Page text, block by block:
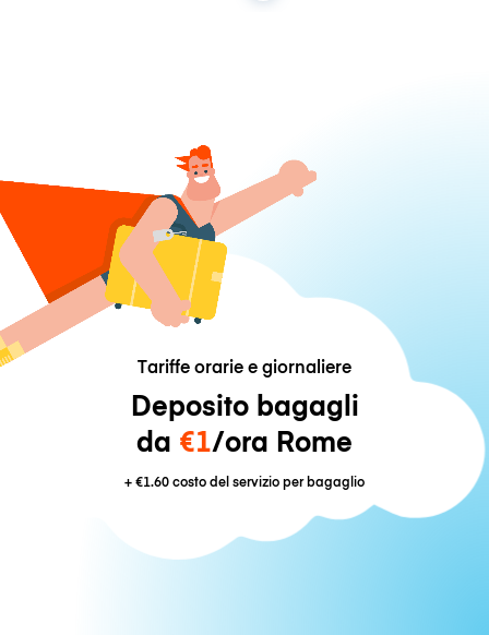
Tariffe orarie e giornaliere
Deposito bagagli
da €1/ora Rome
+€1.60costo del servizio per bagaglio